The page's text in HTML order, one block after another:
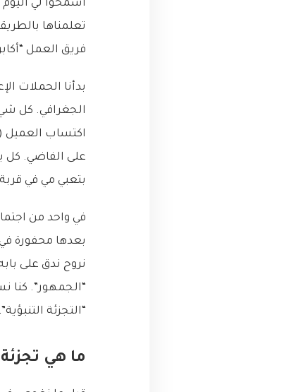
اسمحوا لي
تعلمناها
فريق العمل
بدأنا الحملات
الجغرافي. كل
على الفاضي. كل
بتعبي مي في
في واحد من
بعدها محفورة
نروح ندق على
“الجمهور”. كنا
“التجزئة
ما هي تجزئة